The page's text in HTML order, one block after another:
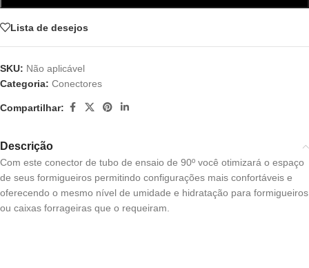
Lista de desejos
SKU: Não aplicável
Categoria: Conectores
Compartilhar:
Descrição
Com este conector de tubo de ensaio de 90º você otimizará o espaço
de seus formigueiros permitindo configurações mais confortáveis ​​e
oferecendo o mesmo nível de umidade e hidratação para formigueiros
ou caixas forrageiras que o requeiram.